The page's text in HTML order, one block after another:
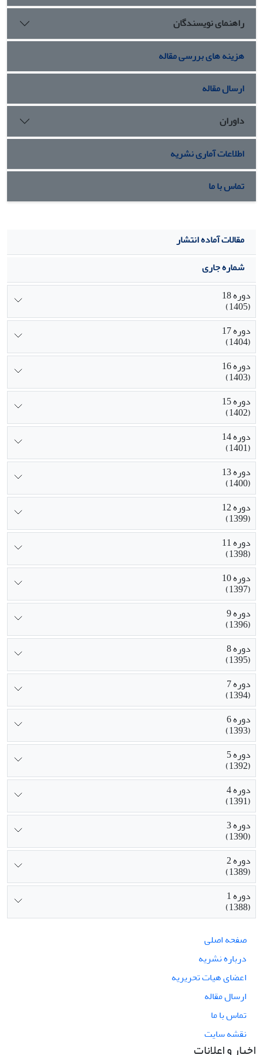
راهنمای نویسندگان
هزینه های بررسی مقاله
ارسال مقاله
داوران
اطلاعات آماری نشریه
تماس با ما
مقالات آماده انتشار
شماره جاری
دوره 18
(1405)
دوره 17
(1404)
دوره 16
(1403)
دوره 15
(1402)
دوره 14
(1401)
دوره 13
(1400)
دوره 12
(1399)
دوره 11
(1398)
دوره 10
(1397)
دوره 9
(1396)
دوره 8
(1395)
دوره 7
(1394)
دوره 6
(1393)
دوره 5
(1392)
دوره 4
(1391)
دوره 3
(1390)
دوره 2
(1389)
دوره 1
(1388)
صفحه اصلی
درباره نشریه
اعضای هیات تحریریه
ارسال مقاله
تماس با ما
نقشه سایت
اخبار و اعلانات